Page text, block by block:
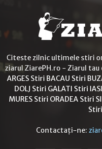
Citeste zilnic ultimele stiri
ziarul ZiarePH.ro - Ziarul tau
ARGES Stiri BACAU Stiri
DOLJ Stiri GALATI Stiri IASI
MURES Stiri ORADEA Stiri
Contactați-ne: